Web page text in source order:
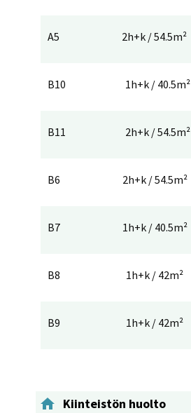
A5 2h+k / 54.5m²
B10 1h+k / 40.5m²
B11 2h+k / 54.5m²
B6 2h+k / 54.5m²
B7 1h+k / 40.5m²
B8 1h+k / 42m²
B9 1h+k / 42m²
 Kiinteistön huolto